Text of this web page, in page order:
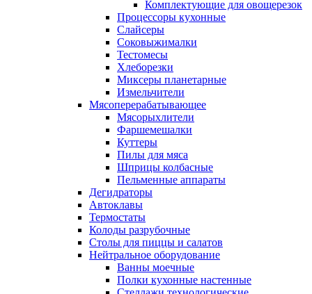
Комплектующие для овощерезок
Процессоры кухонные
Слайсеры
Соковыжималки
Тестомесы
Хлеборезки
Миксеры планетарные
Измельчители
Мясоперерабатывающее
Мясорыхлители
Фаршемешалки
Куттеры
Пилы для мяса
Шприцы колбасные
Пельменные аппараты
Дегидраторы
Автоклавы
Термостаты
Колоды разрубочные
Столы для пиццы и салатов
Нейтральное оборудование
Ванны моечные
Полки кухонные настенные